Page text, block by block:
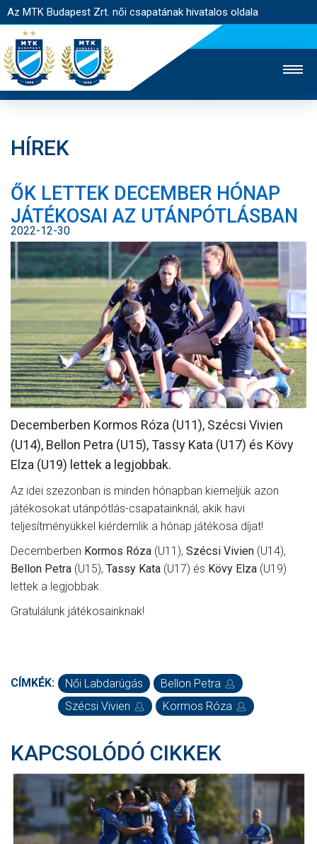
Az MTK Budapest Zrt. női csapatának hivatalos oldala
JEGYÉRTÉKESÍTÉS
WEBSHOP
STADION
EGYESÜLET
KAPCSOLAT
NYITÓLAP
HÍREK
CSAPAT
MÉRKŐZÉSEK
JELENTKEZÉS
KLUB
GALÉRIA
SZURKOLÓI ÉLMÉNYEK
HÍREK
ŐK LETTEK DECEMBER HÓNAP
JÁTÉKOSAI AZ UTÁNPÓTLÁSBAN
2022-12-30
Decemberben Kormos Róza (U11), Szécsi Vivien
(U14), Bellon Petra (U15), Tassy Kata (U17) és Kövy
Elza (U19) lettek a legjobbak.
Az idei szezonban is minden hónapban kiemeljük azon
játékosokat utánpótlás-csapatainknál, akik havi
teljesítményükkel kiérdemlik a hónap játékosa díjat!
Decemberben Kormos Róza (U11), Szécsi Vivien (U14),
Bellon Petra (U15), Tassy Kata (U17) és Kövy Elza (U19)
lettek a legjobbak.
Gratulálunk játékosainknak!
CÍMKÉK: Női Labdarúgás
Bellon Petra
Szécsi Vivien
Kormos Róza
KAPCSOLÓDÓ CIKKEK